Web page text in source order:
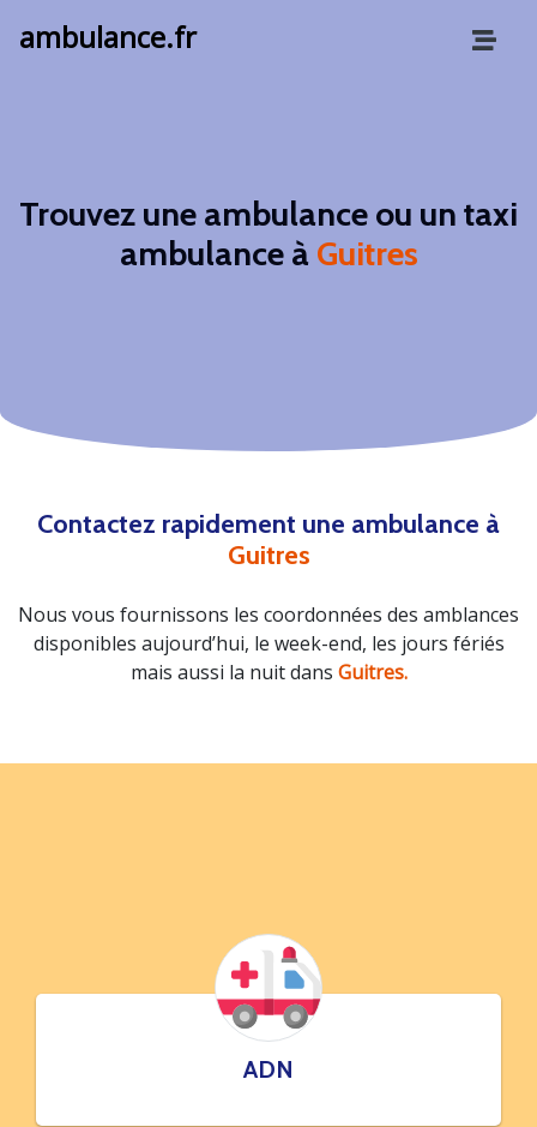
ambulance.fr
Trouvez une ambulance ou un taxi
ambulance à Guitres
Contactez rapidement une ambulance à
Guitres
Nous vous fournissons les coordonnées des amblances
disponibles aujourd’hui, le week-end, les jours fériés
mais aussi la nuit dans Guitres.
ADN